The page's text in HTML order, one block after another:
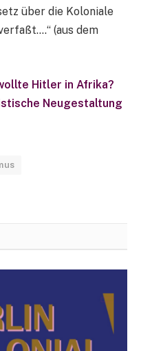
über die Koloniale
(aus dem
Hitler in Afrika?
Neugestaltung